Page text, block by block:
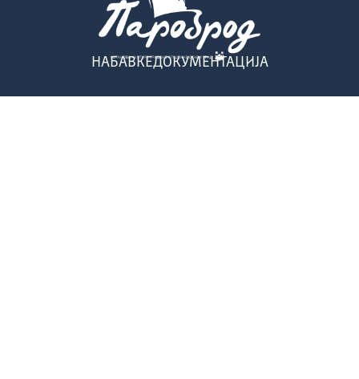
НАБАВКЕДОКУМЕНТАЦИЈА